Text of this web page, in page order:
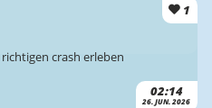
1
02:14
26. JUN. 2026
crash erleben